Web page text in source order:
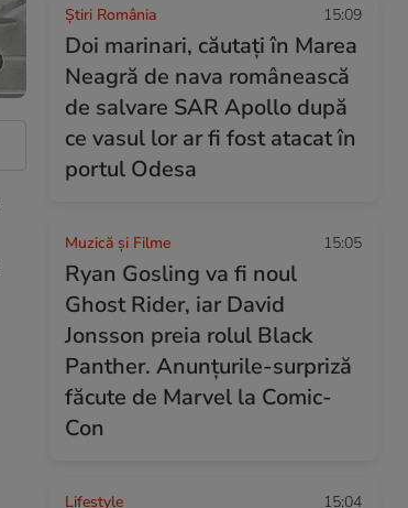
Știri România 15:09
Doi marinari, căutați în Marea
Neagră de nava românească
de salvare SAR Apollo după
ce vasul lor ar fi fost atacat în
portul Odesa
Muzică și Filme 15:05
Ryan Gosling va fi noul
Ghost Rider, iar David
Jonsson preia rolul Black
Panther. Anunțurile-surpriză
făcute de Marvel la Comic-
Con
Lifestyle 15:04